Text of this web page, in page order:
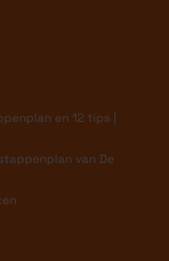
en 12 tips |
van De